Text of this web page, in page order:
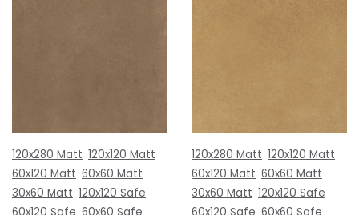
120x280 Matt 120x120 Matt
60x120 Matt 60x60 Matt
30x60 Matt 120x120 Safe
120x280 Matt 120x120 Matt
60x120 Matt 60x60 Matt
30x60 Matt 120x120 Safe